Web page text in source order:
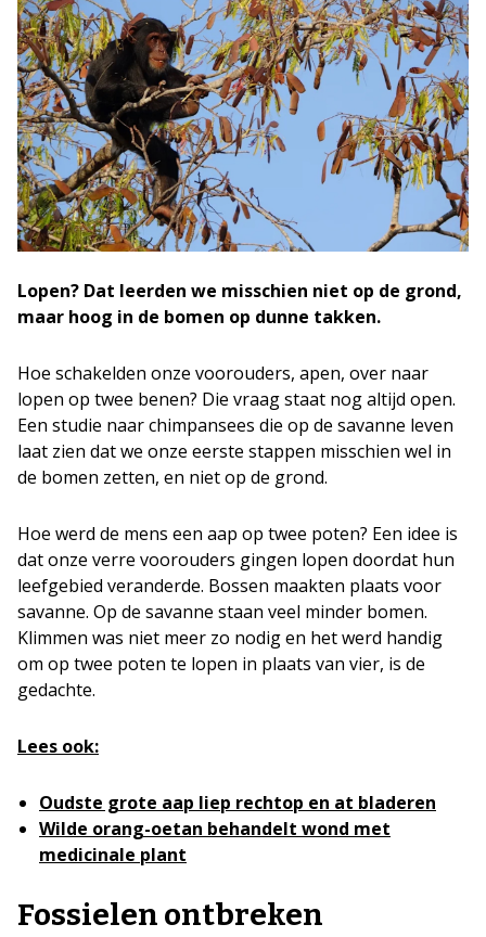
Lopen? Dat leerden we misschien niet op de grond,
maar hoog in de bomen op dunne takken.
Hoe schakelden onze voorouders, apen, over naar
lopen op twee benen? Die vraag staat nog altijd open.
Een studie naar chimpansees die op de savanne leven
laat zien dat we onze eerste stappen misschien wel in
de bomen zetten, en niet op de grond.
Hoe werd de mens een aap op twee poten? Een idee is
dat onze verre voorouders gingen lopen doordat hun
leefgebied veranderde. Bossen maakten plaats voor
savanne. Op de savanne staan veel minder bomen.
Klimmen was niet meer zo nodig en het werd handig
om op twee poten te lopen in plaats van vier, is de
gedachte.
Lees ook:
Oudste grote aap liep rechtop en at bladeren
Wilde orang-oetan behandelt wond met
medicinale plant
Fossielen ontbreken